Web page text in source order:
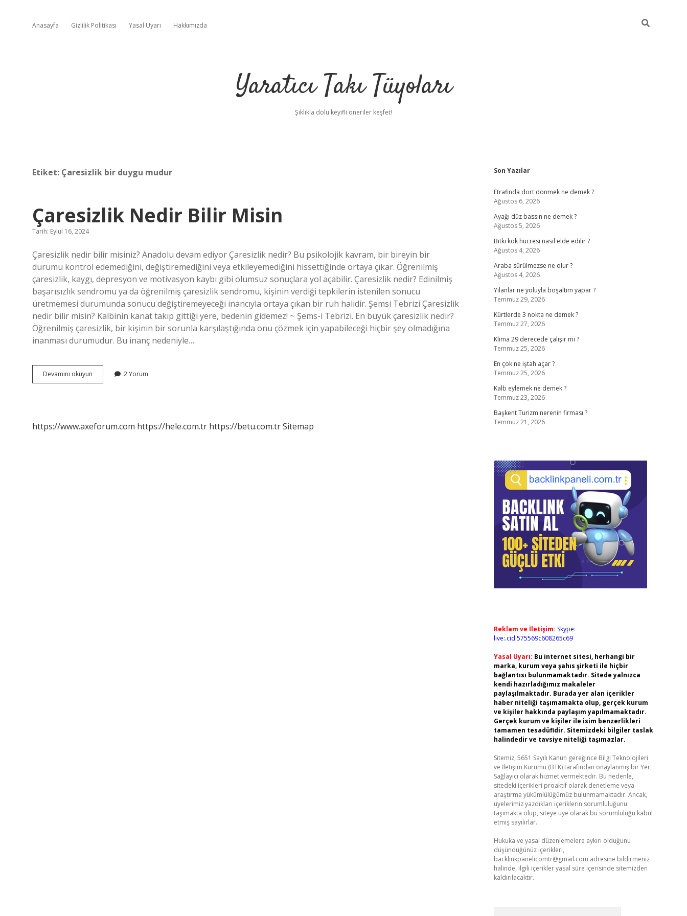
Anasayfa Gizlilik Politikası Yasal Uyarı Hakkımızda
Yaratıcı Takı Tüyoları
Şıklıkla dolu keyifli öneriler keşfet!
Etiket: Çaresizlik bir duygu mudur
Çaresizlik Nedir Bilir Misin
Tarih: Eylül 16, 2024
Çaresizlik nedir bilir misiniz? Anadolu devam ediyor Çaresizlik nedir? Bu psikolojik kavram, bir bireyin bir
durumu kontrol edemediğini, değiştiremediğini veya etkileyemediğini hissettiğinde ortaya çıkar. Öğrenilmiş
çaresizlik, kaygı, depresyon ve motivasyon kaybı gibi olumsuz sonuçlara yol açabilir. Çaresizlik nedir? Edinilmiş
başarısızlık sendromu ya da öğrenilmiş çaresizlik sendromu, kişinin verdiği tepkilerin istenilen sonucu
üretmemesi durumunda sonucu değiştiremeyeceği inancıyla ortaya çıkan bir ruh halidir. Şemsi Tebrizi Çaresizlik
nedir bilir misin? Kalbinin kanat takıp gittiği yere, bedenin gidemez! ~ Şems-i Tebrizi. En büyük çaresizlik nedir?
Öğrenilmiş çaresizlik, bir kişinin bir sorunla karşılaştığında onu çözmek için yapabileceği hiçbir şey olmadığına
inanması durumudur. Bu inanç nedeniyle…
Devamını okuyun Çaresizlik
Nedir
2 Yorum
https://www.axeforum.com https://hele.com.tr https://betu.com.trSitemap
Sidebar
Son Yazılar
Etrafinda dort donmek ne demek ?
Ağustos 6, 2026
Ayağı düz bassın ne demek ?
Ağustos 5, 2026
Bitki kök hücresi nasıl elde edilir ?
Ağustos 4, 2026
Araba sürülmezse ne olur ?
Ağustos 4, 2026
Yılanlar ne yoluyla boşaltım yapar ?
Temmuz 29, 2026
Kürtlerde 3 nokta ne demek ?
Temmuz 27, 2026
Klima 29 derecede çalışır mı ?
Temmuz 25, 2026
En çok ne iştah açar ?
Temmuz 25, 2026
Kalb eylemek ne demek ?
Temmuz 23, 2026
Başkent Turizm nerenin firması ?
Temmuz 21, 2026
Reklam ve İletişim: Skype:
live:.cid.575569c608265c69
Yasal Uyarı: Bu internet sitesi, herhangi bir
marka, kurum veya şahıs şirketi ile hiçbir
bağlantısı bulunmamaktadır. Sitede yalnızca
kendi hazırladığımız makaleler
paylaşılmaktadır. Burada yer alan içerikler
haber niteliği taşımamakta olup, gerçek kurum
ve kişiler hakkında paylaşım yapılmamaktadır.
Gerçek kurum ve kişiler ile isim benzerlikleri
tamamen tesadüfidir. Sitemizdeki bilgiler taslak
halindedir ve tavsiye niteliği taşımazlar.
Sitemiz, 5651 Sayılı Kanun gereğince Bilgi Teknolojileri
ve İletişim Kurumu (BTK) tarafından onaylanmış bir Yer
Sağlayıcı olarak hizmet vermektedir. Bu nedenle,
sitedeki içerikleri proaktif olarak denetleme veya
araştırma yükümlülüğümüz bulunmamaktadır. Ancak,
üyelerimiz yazdıkları içeriklerin sorumluluğunu
taşımakta olup, siteye üye olarak bu sorumluluğu kabul
etmiş sayılırlar.
Hukuka ve yasal düzenlemelere aykırı olduğunu
düşündüğünüz içerikleri,
backlinkpanelicomtr@gmail.com adresine bildirmeniz
halinde, ilgili içerikler yasal süre içerisinde sitemizden
kaldırılacaktır.